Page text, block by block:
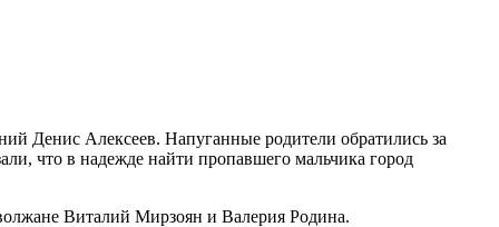
Денис Алексеев. Напуганные родители обратились за
что в надежде найти пропавшего мальчика город
Виталий Мирзоян и Валерия Родина.